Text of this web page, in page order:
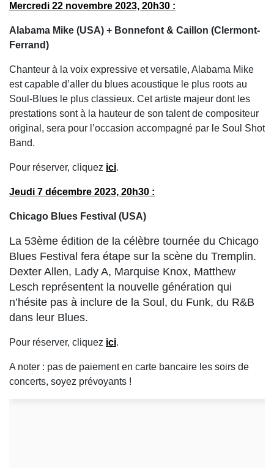
Mercredi 22 novembre 2023, 20h30 :
Alabama Mike (USA) + Bonnefont & Caillon (Clermont-
Ferrand)
Chanteur à la voix expressive et versatile, Alabama Mike
est capable d’aller du blues acoustique le plus roots au
Soul-Blues le plus classieux. Cet artiste majeur dont les
prestations sont à la hauteur de son talent de compositeur
original, sera pour l’occasion accompagné par le Soul Shot
Band.
Pour réserver, cliquez ici.
Jeudi 7 décembre 2023, 20h30 :
Chicago Blues Festival (USA)
La 53ème édition de la célèbre tournée du Chicago
Blues Festival fera étape sur la scène du Tremplin.
Dexter Allen, Lady A, Marquise Knox, Matthew
Lesch représentent la nouvelle génération qui
n’hésite pas à inclure de la Soul, du Funk, du R&B
dans leur Blues.
Pour réserver, cliquez ici.
A noter : pas de paiement en carte bancaire les soirs de
concerts, soyez prévoyants !